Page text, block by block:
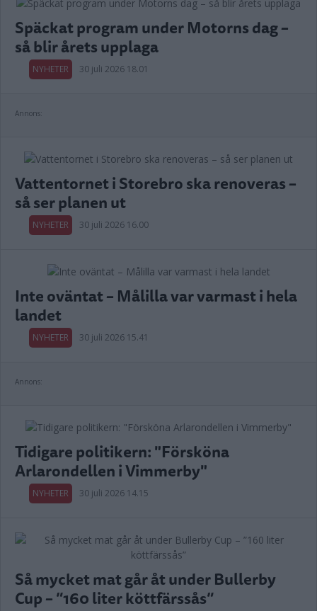
Späckat program under Motorns dag –
så blir årets upplaga
NYHETER 30 juli 2026 18.01
Annons:
Vattentornet i Storebro ska renoveras –
så ser planen ut
NYHETER 30 juli 2026 16.00
Inte oväntat – Målilla var varmast i hela
landet
NYHETER 30 juli 2026 15.41
Annons:
Tidigare politikern: "Försköna
Arlarondellen i Vimmerby"
NYHETER 30 juli 2026 14.15
Så mycket mat går åt under Bullerby
Cup – ”160 liter köttfärssås”